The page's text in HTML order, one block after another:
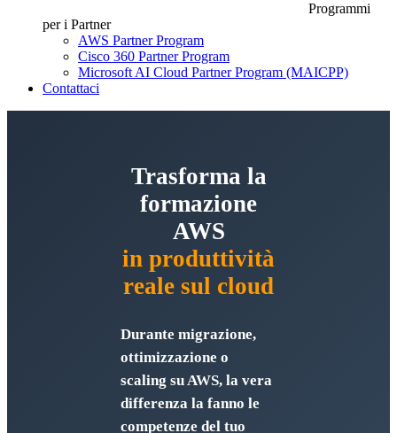
Programmi
per i Partner
AWS Partner Program
Cisco 360 Partner Program
Microsoft AI Cloud Partner Program (MAICPP)
Contattaci
Trasforma la
formazione
AWS
in produttività
reale sul cloud
Durante migrazione,
ottimizzazione o
scaling su AWS, la vera
differenza la fanno le
competenze del tuo